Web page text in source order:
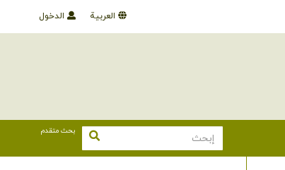
الدخول العربية
بحث متقدم